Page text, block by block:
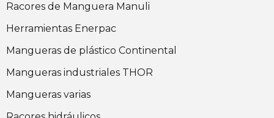
Racores de Manguera Manuli
Herramientas Enerpac
Mangueras de plástico Continental
Mangueras industriales THOR
Mangueras varias